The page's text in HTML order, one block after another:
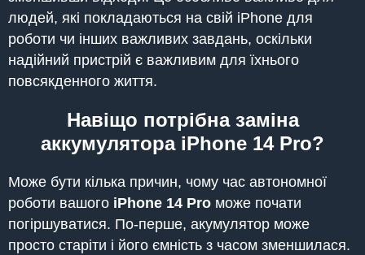
людей, які покладаються на свій iPhone для
роботи чи інших важливих завдань, оскільки
надійний пристрій є важливим для їхнього
повсякденного життя.
Навіщо потрібна заміна
аккумулятора iPhone 14 Pro?
Може бути кілька причин, чому час автономної
роботи вашого iPhone 14 Pro може почати
погіршуватися. По-перше, акумулятор може
просто старіти і його ємність з часом зменшилася.